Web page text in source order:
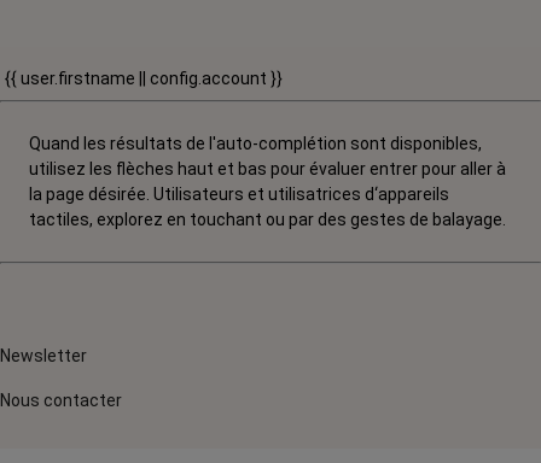
{{ user.firstname || config.account }}
Quand les résultats de l'auto-complétion sont disponibles,
utilisez les flèches haut et bas pour évaluer entrer pour aller à
la page désirée. Utilisateurs et utilisatrices d‘appareils
tactiles, explorez en touchant ou par des gestes de balayage.
Newsletter
Nous contacter